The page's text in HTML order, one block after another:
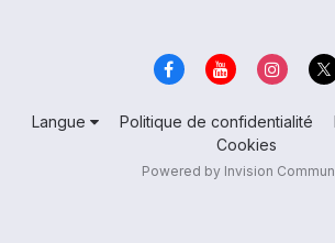
Langue Politique de confidentialité
Cookies
Powered by Invision